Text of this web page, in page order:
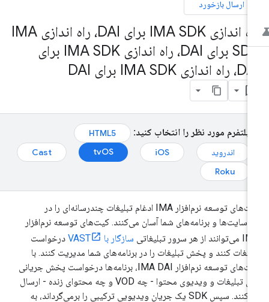
ارسال بازخورد
راه اندازی IMA SDK برای DAI، راه اندازی IMA
SDK برای DAI، راه اندازی IMA SDK برای
پلتفرم مورد نظر را انتخاب کنید:
HTML5
اندروید
iOS
tvOS
Cast
Roku
کیت‌های توسعه نرم‌افزار IMA ادغام تبلیغات چندرسانه‌ای را در
و برنامه‌های شما آسان می‌کنند. کیت‌های توسعه نرم‌افزار
سازگار با VAST
درخواست
کنند و پخش تبلیغات را در برنامه‌های شما مدیریت کنند. با
کیت‌های توسعه نرم‌افزار IMA DAI، برنامه‌ها درخواست پخش جریانی
برای تبلیغات و ویدیوی محتوا - چه VOD و چه محتوای زنده - ارسال
می‌کنند. سپس SDK یک جریان ویدیویی ترکیبی را برمی‌گرداند، به